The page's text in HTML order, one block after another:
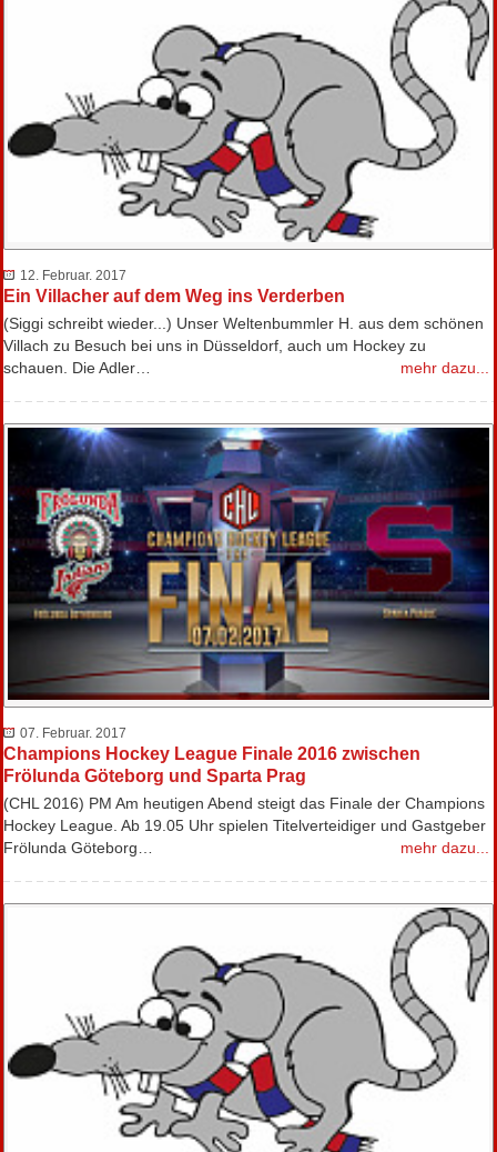
12. Februar. 2017
Ein Villacher auf dem Weg ins Verderben
(Siggi schreibt wieder...) Unser Weltenbummler H. aus dem schönen
Villach zu Besuch bei uns in Düsseldorf, auch um Hockey zu
schauen. Die Adler…
mehr dazu...
07. Februar. 2017
Champions Hockey League Finale 2016 zwischen
Frölunda Göteborg und Sparta Prag
(CHL 2016) PM Am heutigen Abend steigt das Finale der Champions
Hockey League. Ab 19.05 Uhr spielen Titelverteidiger und Gastgeber
Frölunda Göteborg…
mehr dazu...